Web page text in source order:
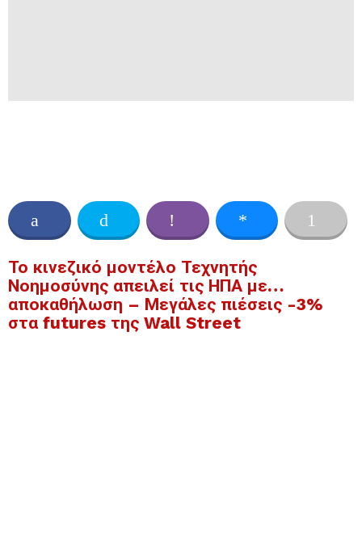
Το κινεζικό μοντέλο Τεχνητής
Νοημοσύνης απειλεί τις ΗΠΑ με…
αποκαθήλωση – Μεγάλες πιέσεις -3%
στα futures της Wall Street